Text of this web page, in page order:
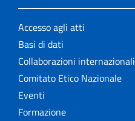
Accesso agli atti
Basi di dati
Collaborazioni internazionali
Comitato Etico Nazionale
Eventi
Formazione